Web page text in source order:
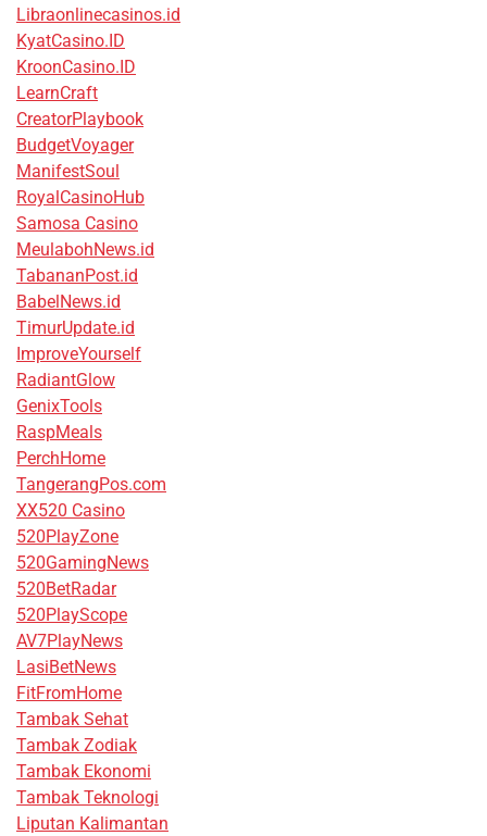
Libraonlinecasinos.id
KyatCasino.ID
KroonCasino.ID
LearnCraft
CreatorPlaybook
BudgetVoyager
ManifestSoul
RoyalCasinoHub
Samosa Casino
MeulabohNews.id
TabananPost.id
BabelNews.id
TimurUpdate.id
ImproveYourself
RadiantGlow
GenixTools
RaspMeals
PerchHome
TangerangPos.com
XX520 Casino
520PlayZone
520GamingNews
520BetRadar
520PlayScope
AV7PlayNews
LasiBetNews
FitFromHome
Tambak Sehat
Tambak Zodiak
Tambak Ekonomi
Tambak Teknologi
Liputan Kalimantan